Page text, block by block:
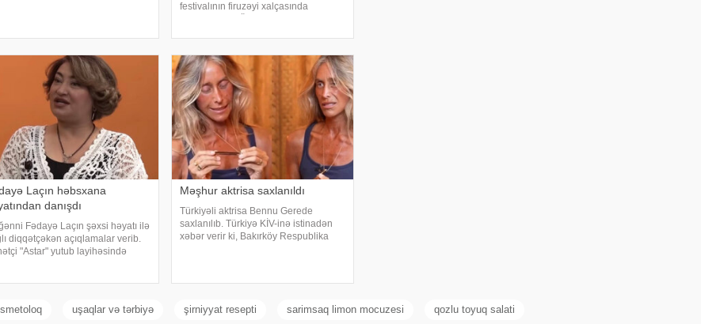
festivalının firuzəyi xalçasında
düzümü il
Laçın həbsxana
danışdı
Fədayə Laçın şəxsi həyatı ilə
diqqətçəkən açıqlamalar verib.
"Astar" yutub layihəsində
Məşhur aktrisa saxlanıldı
Türkiyəli aktrisa Bennu Gerede
saxlanılıb. Türkiyə KİV-inə istinadən
xəbər verir ki, Bakırköy Respublika
uşaqlar və tərbiyə şirniyyat resepti sarimsaq limon mocuzesi qozlu toyuq salati